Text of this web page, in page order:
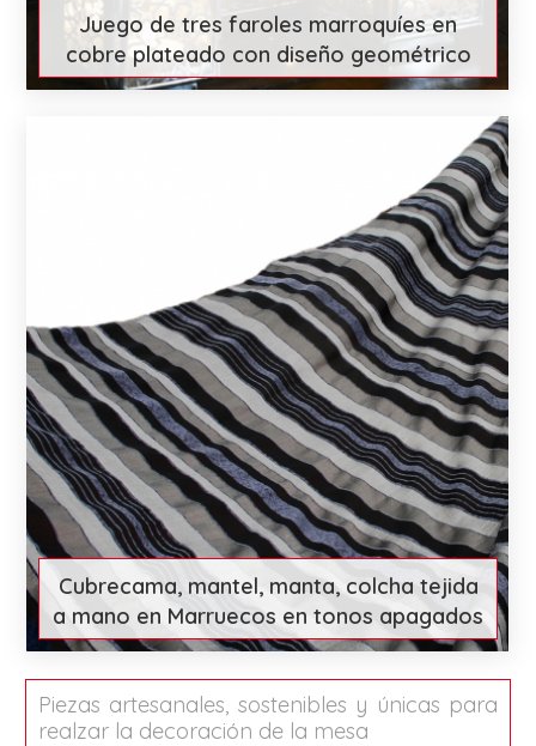
Juego de tres faroles marroquíes en
cobre plateado con diseño geométrico
Cubrecama, mantel, manta, colcha tejida
a mano en Marruecos en tonos apagados
€ 84 More
Piezas artesanales, sostenibles y únicas para
realzar la decoración de la mesa